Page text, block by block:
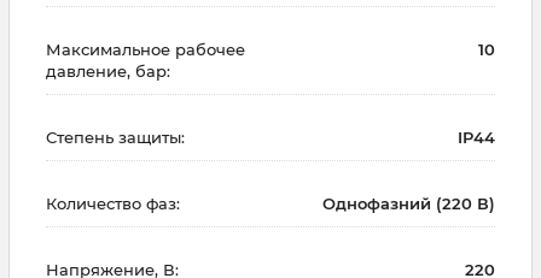
Максимальное рабочее
давление, бар:
10
Степень защиты: IP44
Количество фаз: Однофазний (220 В)
Напряжение, В: 220